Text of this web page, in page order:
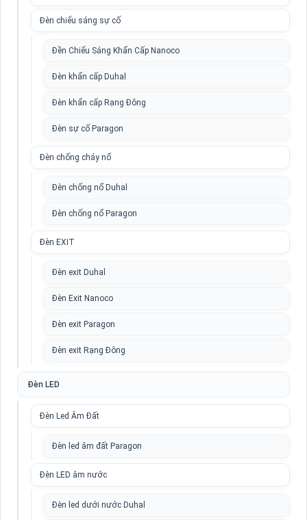
Đèn chiếu sáng sự cố
Đền Chiếu Sáng Khẩn Cấp Nanoco
Đèn khẩn cấp Duhal
Đèn khẩn cấp Rạng Đông
Đèn sự cố Paragon
Đèn chống cháy nổ
Đèn chống nổ Duhal
Đèn chống nổ Paragon
Đèn EXIT
Đèn exit Duhal
Đèn Exit Nanoco
Đèn exit Paragon
Đèn exit Rạng Đông
Đèn LED
Đèn Led Âm Đất
Đèn led âm đất Paragon
Đèn LED âm nước
Đèn led dưới nước Duhal